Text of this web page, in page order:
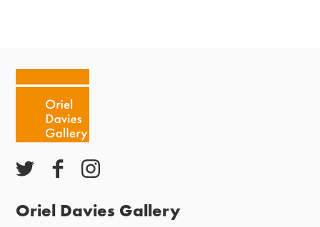
Oriel Davies Gallery